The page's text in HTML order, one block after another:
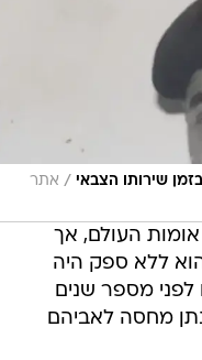
שירותו הצבאי / אתר
העולם, אך
הוא ללא ספק היה
לפני מספר שנים
מחסה לאביהם